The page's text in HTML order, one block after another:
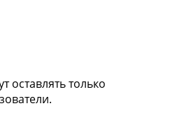
оставлять только